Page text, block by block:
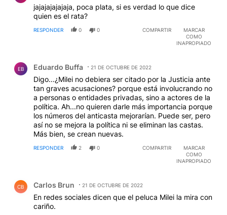
jajajajajajaja, poca plata, si es verdad lo que dice
quien es el rata?
RESPONDER 0 0 COMPARTIR
MARCAR
COMO
INAPROPIADO
EB Eduardo Buffa 21 DE OCTUBRE DE 2022
Digo...¿Milei no debiera ser citado por la Justicia ante
tan graves acusaciones? porque está involucrando no
a personas o entidades privadas, sino a actores de la
política. Ah...no quieren darle más importancia porque
los números del anticasta mejorarían. Puede ser, pero
así no se mejora la política ni se eliminan las castas.
Más bien, se crean nuevas.
RESPONDER 2 0 COMPARTIR
MARCAR
COMO
INAPROPIADO
CB Carlos Brun 21 DE OCTUBRE DE 2022
En redes sociales dicen que el peluca Milei la mira con
cariño.